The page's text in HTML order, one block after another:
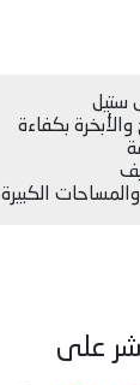
ستيل
بكفاءة
الكبيرة
على